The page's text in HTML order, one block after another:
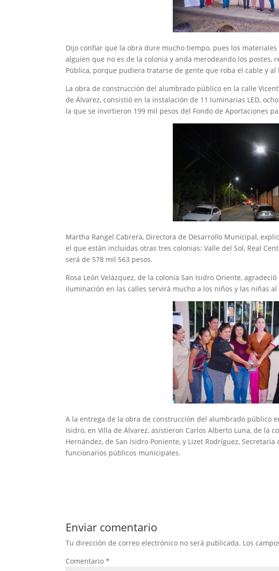
Dijo confiar que la obra dure mucho tiempo, pues los
alguien que no es de la colonia y anda merodeando los postes,
Pública, porque pudiera tratarse de gente que roba el cable y
La obra de construcción del alumbrado público en la calle
de Álvarez, consistió en la instalación de 11 luminarias LED,
la que se invirtieron 199 mil pesos del Fondo de Aportaciones
Martha Rangel Cabrera, Directora de Desarrollo Municipal,
el que están incluidas otras tres colonias: Valle del Sol, Real
será de 578 mil 563 pesos.
Rosa León Velázquez, de la colonia San Isidro Oriente,
iluminación en las calles servirá mucho a los niños y las niñas
A la entrega de la obra de construcción del alumbrado público
Isidro, en Villa de Álvarez, asistieron Carlos Alberto Luna, de la
Hernández, de San Isidro Poniente, y Lizet Rodríguez,
funcionarios públicos municipales.
Enviar comentario
Tu dirección de correo electrónico no será publicada. Los
Comentario*